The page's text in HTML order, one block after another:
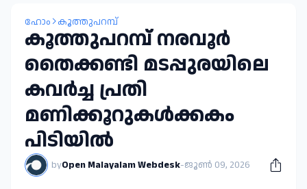
ഹോം കൂത്തുപറമ്പ്
കൂത്തുപറമ്പ് നരവൂർ
തൈക്കണ്ടി മടപ്പുരയിലെ
കവർച്ച പ്രതി
മണിക്കൂറുകൾക്കകം
പിടിയിൽ
byOpen Malayalam Webdesk-ജൂൺ 09, 2026